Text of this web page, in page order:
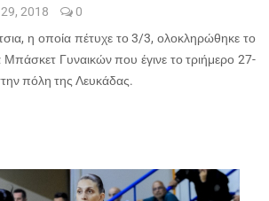
2018
0
η οποία πέτυχε το 3/3, ολοκληρώθηκε το
Γυναικών που έγινε το τριήμερο 27-
πόλη της Λευκάδας.